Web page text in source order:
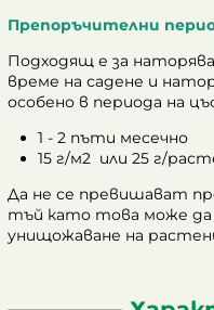
Препоръчителни
Подходящ е за
време на садене и
особено в периода на
1 - 2 пъти месечно
15 г/м2 или 25 г/
Да не се превишават
тъй като това може да
унищожаване на